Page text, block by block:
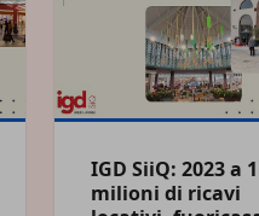
IGD SiiQ: 2023 a
milioni di ricavi